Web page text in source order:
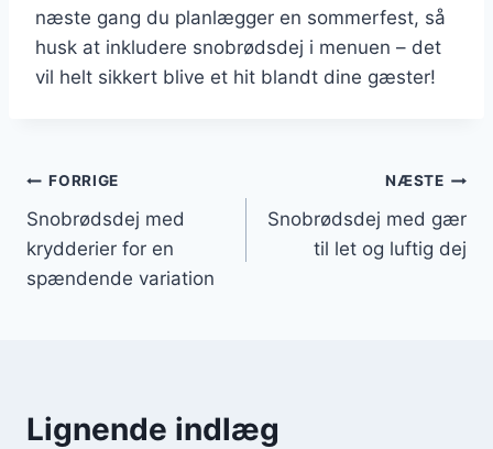
næste gang du planlægger en sommerfest, så
husk at inkludere snobrødsdej i menuen – det
vil helt sikkert blive et hit blandt dine gæster!
Indlægsnavigation
FORRIGE
Snobrødsdej med
krydderier for en
spændende variation
NÆSTE
Snobrødsdej med gær
til let og luftig dej
Lignende indlæg